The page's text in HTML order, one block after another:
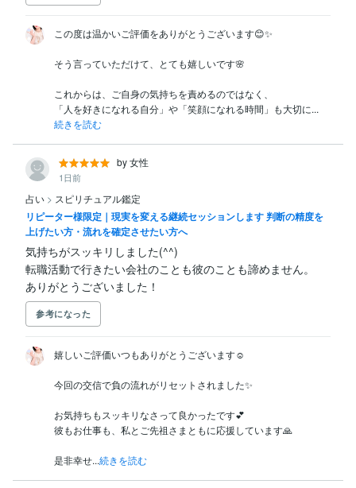
この度は温かいご評価をありがとうございます😊✨
そう言っていただけて、とても嬉しいです🌸
これからは、ご自身の気持ちを責めるのではなく、
「人を好きになれる自分」や「笑顔になれる時間」も大切に...
続きを読む
by 女性
1日前
占い > スピリチュアル鑑定
リピーター様限定｜現実を変える継続セッションします 判断の精度を
上げたい方・流れを確定させたい方へ
気持ちがスッキリしました(^^)
転職活動で行きたい会社のことも彼のことも諦めません。
ありがとうございました！
参考になった
嬉しいご評価いつもありがとうございます☺️
今回の交信で負の流れがリセットされました✨
お気持ちもスッキリなさって良かったです💕
彼もお仕事も、私とご先祖さまともに応援しています🙏
是非幸せ...続きを読む